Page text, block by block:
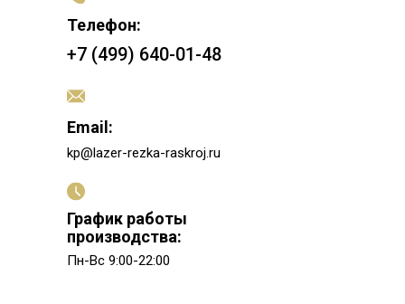
Телефон:
+7 (499) 640-01-48
kp@lazer-rezka-raskroj.ru
Email:
Пн-Вс 9:00-22:00
График работы
производства: